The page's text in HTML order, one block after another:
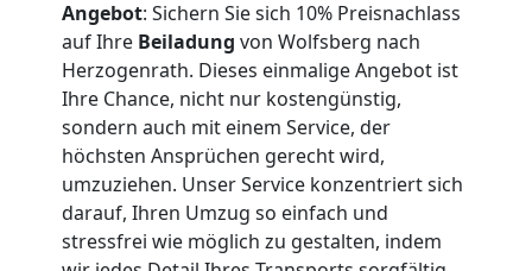
Angebot: Sichern Sie sich 10% Preisnachlass
auf Ihre Beiladung von Wolfsberg nach
Herzogenrath. Dieses einmalige Angebot ist
Ihre Chance, nicht nur kostengünstig,
sondern auch mit einem Service, der
höchsten Ansprüchen gerecht wird,
umzuziehen. Unser Service konzentriert sich
darauf, Ihren Umzug so einfach und
stressfrei wie möglich zu gestalten, indem
Kleiner
Umzug
Wolfsberg